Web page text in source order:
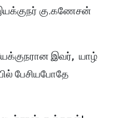
கு.கணேசன்
இவர், யாழ்
பேசியபோதே